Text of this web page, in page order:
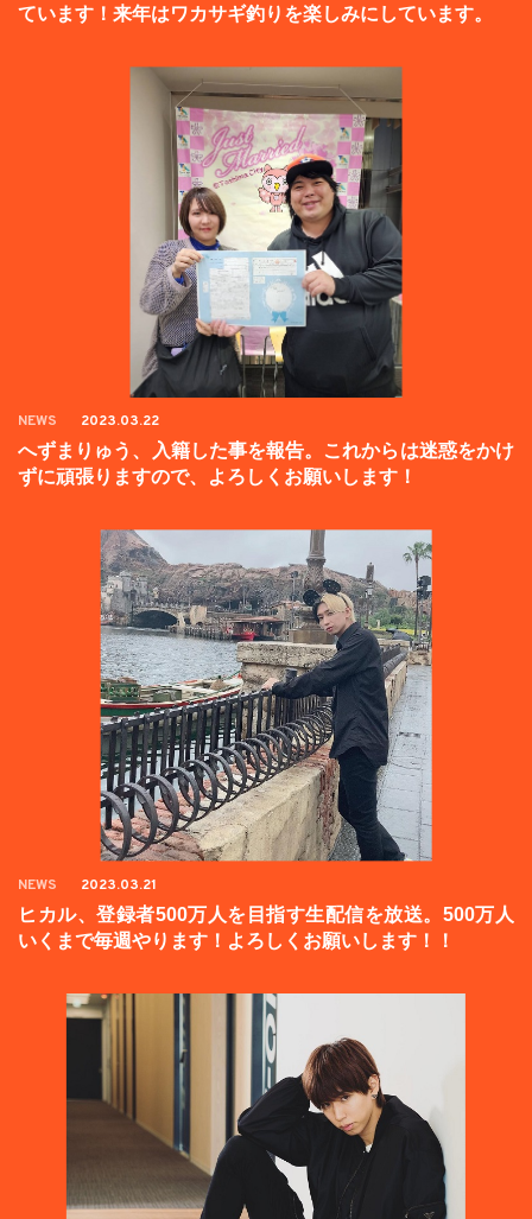
ています！来年はワカサギ釣りを楽しみにしています。
NEWS 2023.03.22
へずまりゅう、入籍した事を報告。これからは迷惑をかけ
ずに頑張りますので、よろしくお願いします！
NEWS 2023.03.21
ヒカル、登録者500万人を目指す生配信を放送。500万人
いくまで毎週やります！よろしくお願いします！！